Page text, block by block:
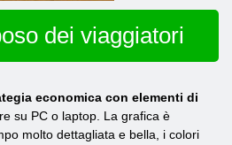
dei viaggiatori
economica con elementi di
su PC o laptop. La grafica è
molto dettagliata e bella, i colori